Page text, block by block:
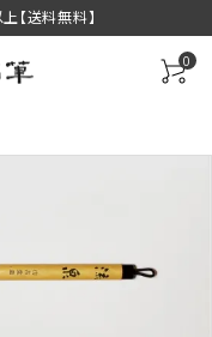
【送料無料】
0